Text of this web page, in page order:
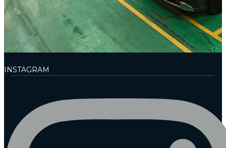
INSTAGRAM